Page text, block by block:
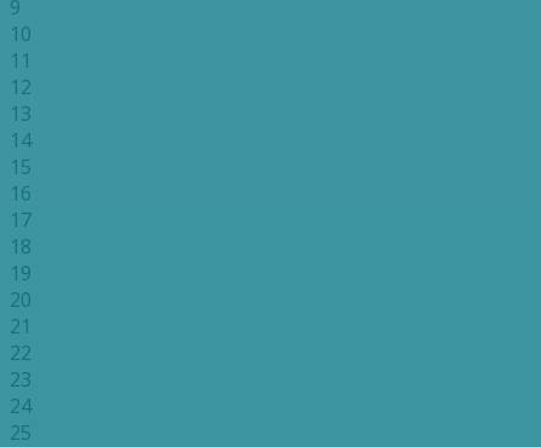
9
10
11
12
13
14
15
16
17
18
19
20
21
22
23
24
25